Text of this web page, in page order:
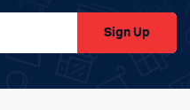
Sign Up